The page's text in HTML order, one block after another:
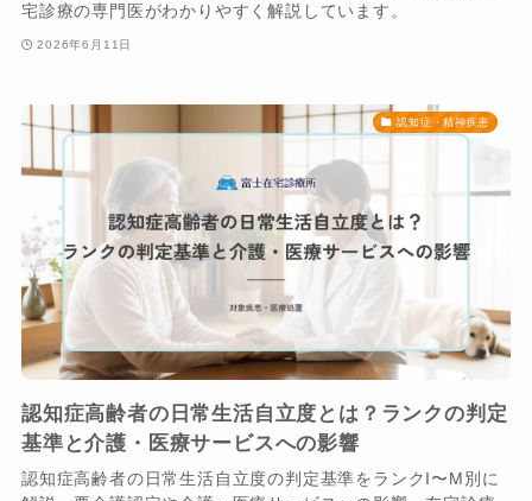
宅診療の専門医がわかりやすく解説しています。
2026年6月11日
認知症・精神疾患
認知症高齢者の日常生活自立度とは？ランクの判定
基準と介護・医療サービスへの影響
認知症高齢者の日常生活自立度の判定基準をランクI〜M別に